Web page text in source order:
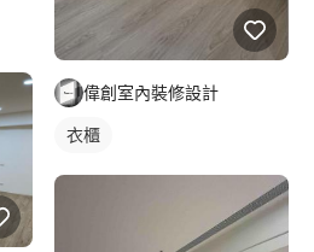
偉創室內裝修設計
衣櫃